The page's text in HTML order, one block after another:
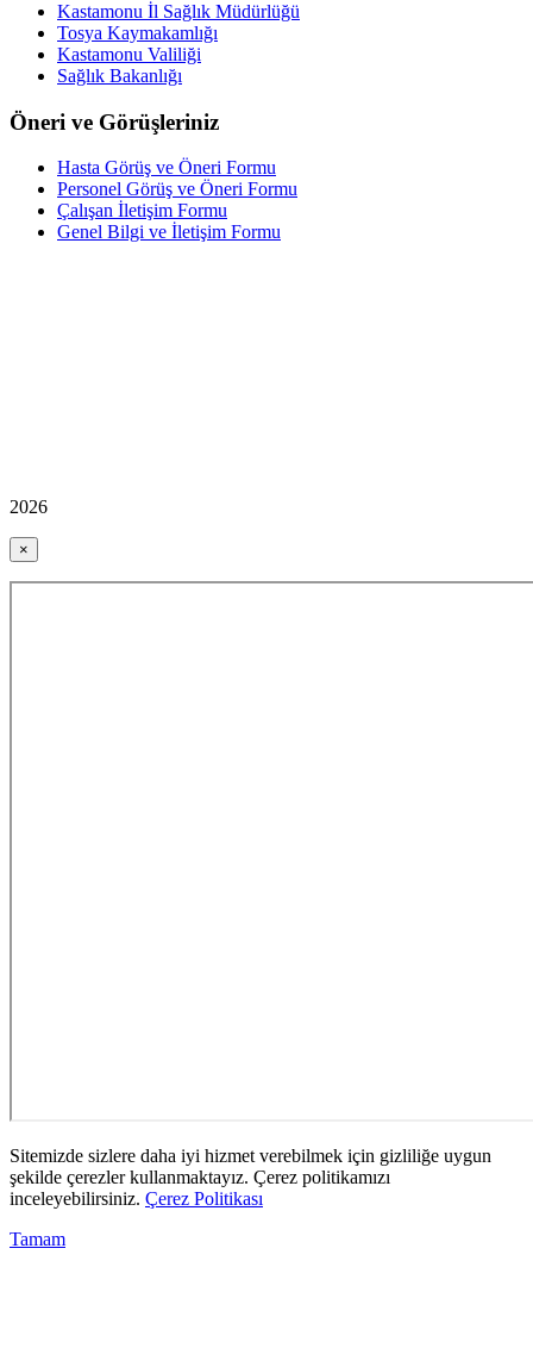
Kastamonu İl Sağlık Müdürlüğü
Tosya Kaymakamlığı
Kastamonu Valiliği
Sağlık Bakanlığı
Öneri ve Görüşleriniz
Hasta Görüş ve Öneri Formu
Personel Görüş ve Öneri Formu
Çalışan İletişim Formu
Genel Bilgi ve İletişim Formu
2026
×
Sitemizde sizlere daha iyi hizmet verebilmek için gizliliğe uygun
şekilde çerezler kullanmaktayız. Çerez politikamızı
inceleyebilirsiniz. Çerez Politikası
Tamam